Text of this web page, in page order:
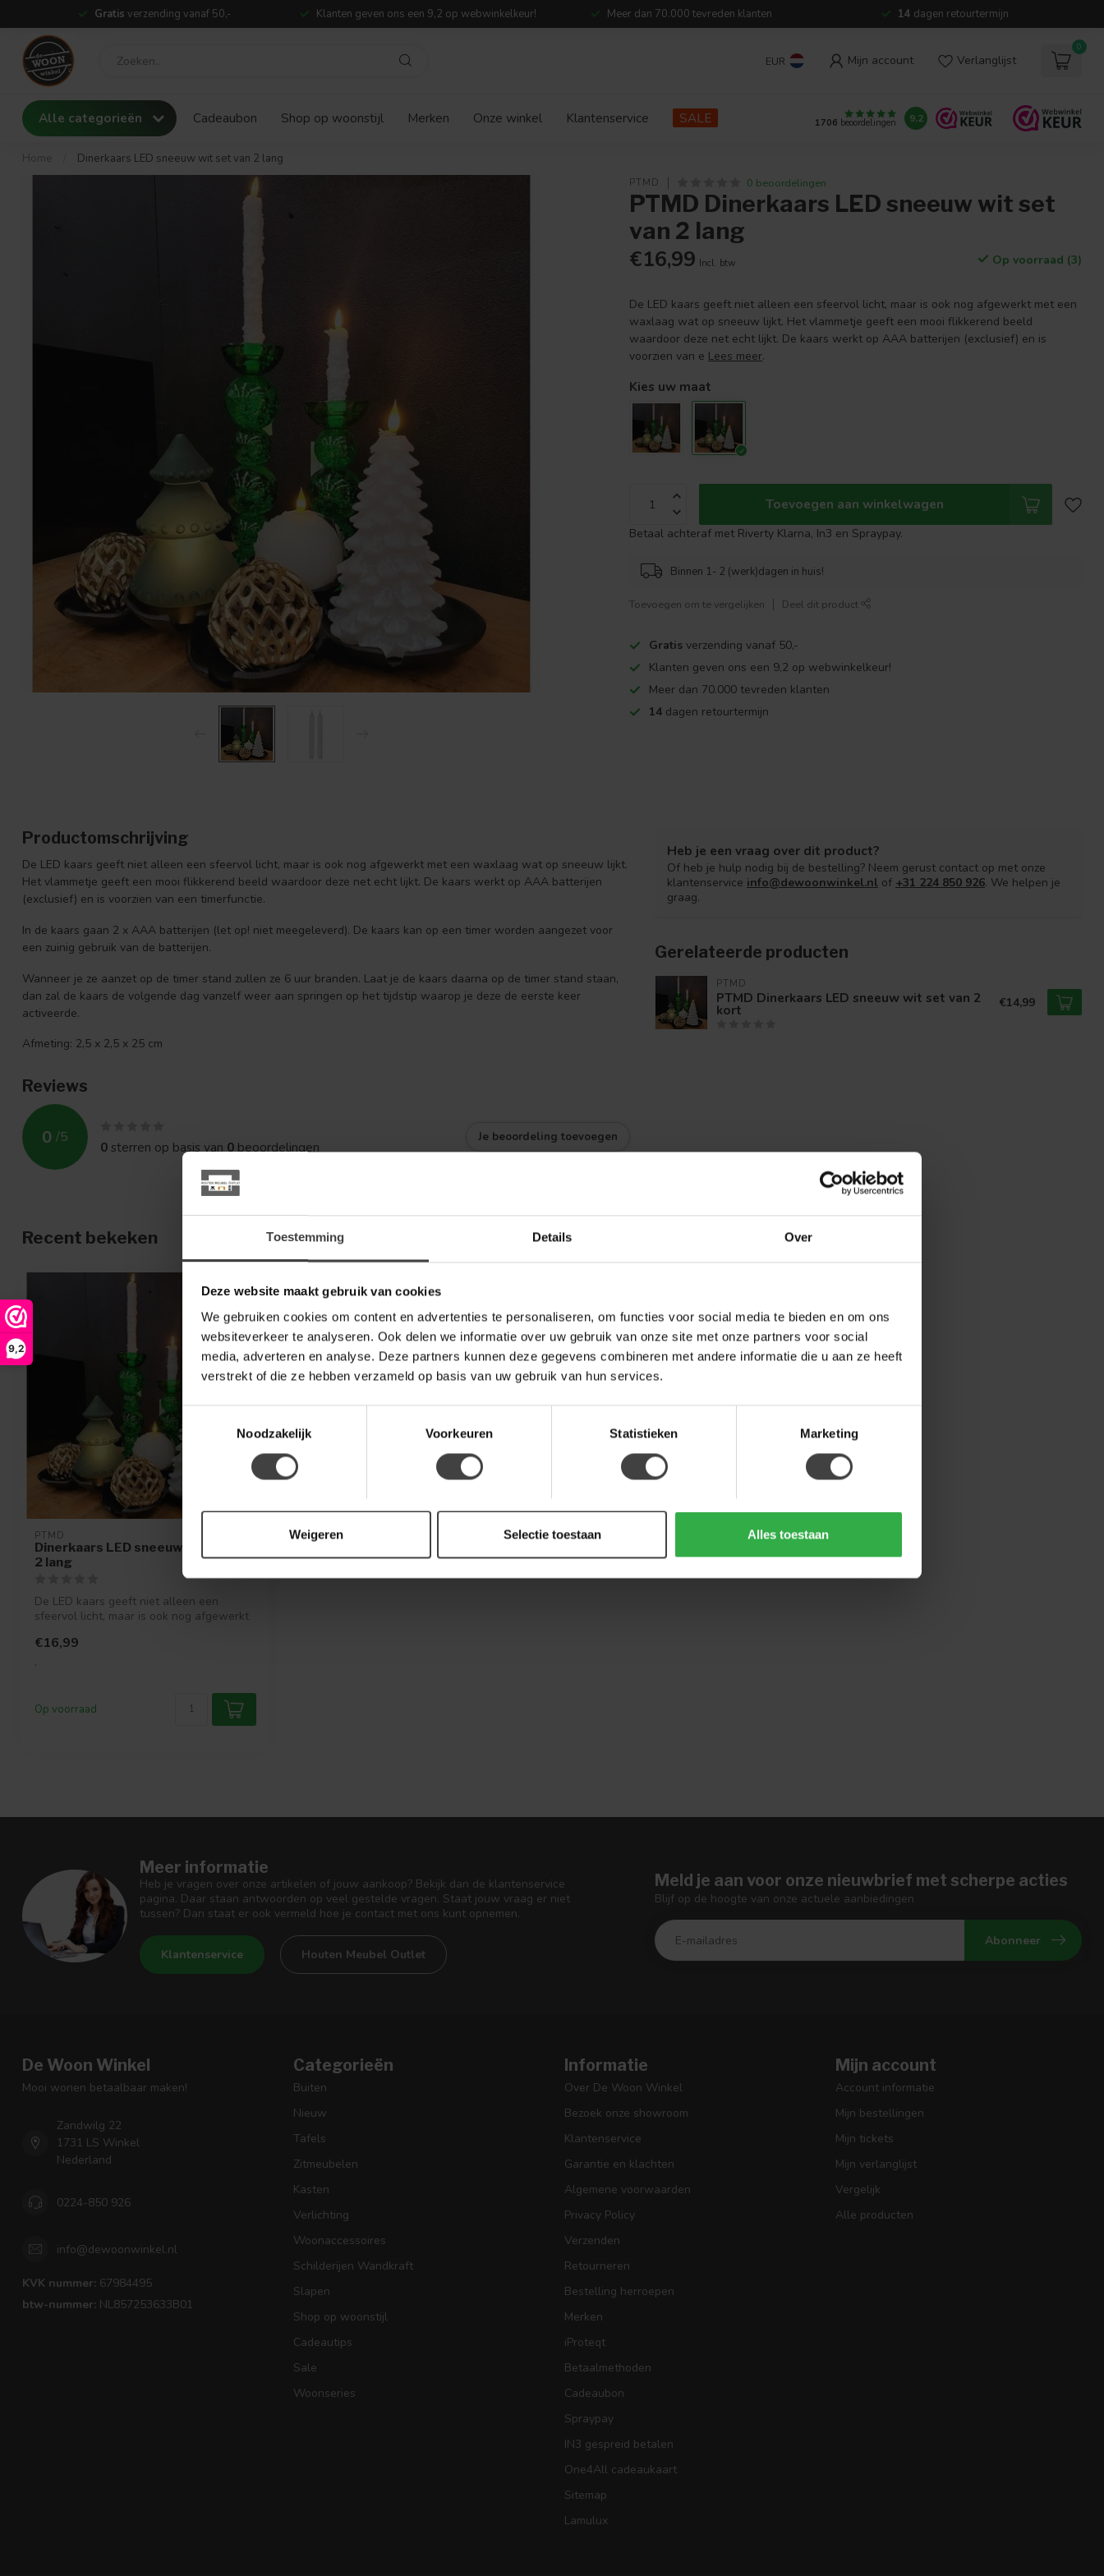
Toestemming Details Over
Deze website maakt gebruik van cookies
We gebruiken cookies om content en advertenties te personaliseren, om functies voor social media te bieden en om ons
websiteverkeer te analyseren. Ook delen we informatie over uw gebruik van onze site met onze partners voor social
media, adverteren en analyse. Deze partners kunnen deze gegevens combineren met andere informatie die u aan ze heeft
verstrekt of die ze hebben verzameld op basis van uw gebruik van hun services.
Noodzakelijk
Voorkeuren Statistieken Marketing
Weigeren Selectie toestaan Alles toestaan
9,2
Gratis verzending vanaf 50,- Klanten geven ons een 9,2 op webwinkelkeur! Meer dan 70.000 tevreden klanten 14 dagen retourtermijn
EUR Mijn account Verlanglijst
0
Alle categorieën Cadeaubon Shop op woonstijl Merken Onze winkel Klantenservice SALE 1706 beoordelingen 9.2
Home Dinerkaars LED sneeuw wit set van 2 lang
PTMD 0 beoordelingen
PTMD Dinerkaars LED sneeuw wit set
van 2 lang
€16,99 Incl. btw Op voorraad (3)
De LED kaars geeft niet alleen een sfeervol licht, maar is ook nog afgewerkt met een
waxlaag wat op sneeuw lijkt. Het vlammetje geeft een mooi flikkerend beeld
waardoor deze net echt lijkt. De kaars werkt op AAA batterijen (exclusief) en is
voorzien van e Lees meer.
Kies uw maat
Toevoegen aan winkelwagen
Betaal achteraf met Riverty Klarna, In3 en Spraypay.
Binnen 1- 2 (werk)dagen in huis!
Toevoegen om te vergelijken Deel dit product
Gratis verzending vanaf 50,-
Klanten geven ons een 9,2 op webwinkelkeur!
Meer dan 70.000 tevreden klanten
14 dagen retourtermijn
Productomschrijving
De LED kaars geeft niet alleen een sfeervol licht, maar is ook nog afgewerkt met een waxlaag wat op sneeuw lijkt.
Het vlammetje geeft een mooi flikkerend beeld waardoor deze net echt lijkt. De kaars werkt op AAA batterijen
(exclusief) en is voorzien van een timerfunctie.
In de kaars gaan 2 x AAA batterijen (let op! niet meegeleverd). De kaars kan op een timer worden aangezet voor
een zuinig gebruik van de batterijen.
Wanneer je ze aanzet op de timer stand zullen ze 6 uur branden. Laat je de kaars daarna op de timer stand staan,
dan zal de kaars de volgende dag vanzelf weer aan springen op het tijdstip waarop je deze de eerste keer
activeerde.
Afmeting: 2,5 x 2,5 x 25 cm
Reviews
0 /5
0sterren op basis van0beoordelingen
Je beoordeling toevoegen
Heb je een vraag over dit product?
Of heb je hulp nodig bij de bestelling? Neem gerust contact op met onze
klantenservice info@dewoonwinkel.nl of +31 224 850 926. We helpen je
graag.
Gerelateerde producten
PTMD
PTMD Dinerkaars LED sneeuw wit set van 2
kort €14,99
Recent bekeken
PTMD
Dinerkaars LED sneeuw wit set van
2 lang
De LED kaars geeft niet alleen een
sfeervol licht, maar is ook nog afgewerkt
€16,99
.
Op voorraad
Meer informatie
Heb je vragen over onze artikelen of jouw aankoop? Bekijk dan de klantenservice
pagina. Daar staan antwoorden op veel gestelde vragen. Staat jouw vraag er niet
tussen? Dan staat er ook vermeld hoe je contact met ons kunt opnemen.
Klantenservice Houten Meubel Outlet
Meld je aan voor onze nieuwbrief met scherpe acties
Blijf op de hoogte van onze actuele aanbiedingen
Abonneer
De Woon Winkel
Mooi wonen betaalbaar maken!
Zandwilg 22
1731 LS Winkel
Nederland
0224-850 926
info@dewoonwinkel.nl
KVK nummer: 67984495
btw-nummer: NL857253633B01
Categorieën
Buiten
Nieuw
Tafels
Zitmeubelen
Kasten
Verlichting
Woonaccessoires
Schilderijen Wandkraft
Slapen
Shop op woonstijl
Cadeautips
Sale
Woonseries
Informatie
Over De Woon Winkel
Bezoek onze showroom
Klantenservice
Garantie en klachten
Algemene voorwaarden
Privacy Policy
Verzenden
Retourneren
Bestelling herroepen
Merken
iProteqt
Betaalmethoden
Cadeaubon
Spraypay
IN3 gespreid betalen
One4All cadeaukaart
Sitemap
Lamulux
Mijn account
Account informatie
Mijn bestellingen
Mijn tickets
Mijn verlanglijst
Vergelijk
Alle producten